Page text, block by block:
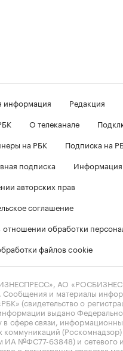
информация Редакция
О телеканале
на РБК
Подписка на
подписка
Информация
авторских прав
соглашение
отношении обработки
файлов cookie
АО
. Сообщения и материалы
(свидетельство о
выдано
в сфере связи,
коммуникаций (Роскомнадзор)
ИА №ФС77-63848) и сетевого